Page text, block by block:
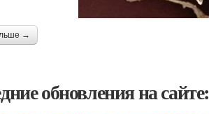
→
обновления на сайте: